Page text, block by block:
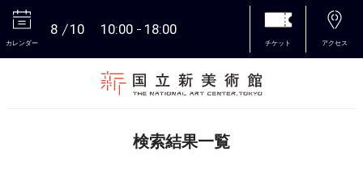
カレンダー
8 10 10:00 18:00
チケット アクセス
検索結果一覧